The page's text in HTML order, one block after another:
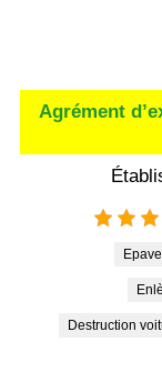
Agrément
Destruction